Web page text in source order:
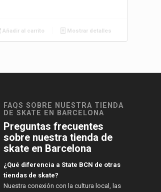
Añadir al carrito Mostrar detalles
FAQS SOBRE NUESTRA TIENDA
DE SKATE EN BARCELONA
Preguntas frecuentes
sobre nuestra tienda de
skate en Barcelona
¿Qué diferencia a State BCN de otras
tiendas de skate?
Nuestra conexión con la cultura local, las